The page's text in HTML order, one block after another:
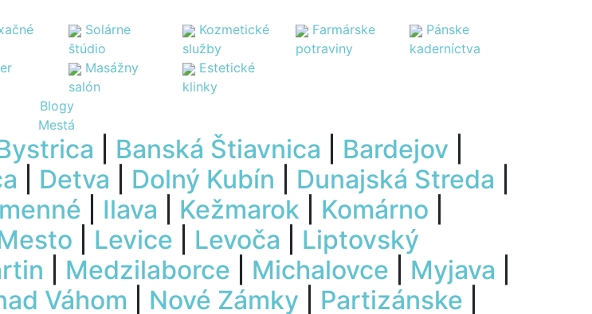
Solárne
štúdio
Kozmetické
služby
Farmárske
potraviny
Pánske
kaderníctva
Masážny
salón
Estetické
klinky
Blogy
Mestá
Banská Štiavnica Bardejov
Detva Dolný Kubín Dunajská Streda
Ilava Kežmarok Komárno
Levice Levoča
Liptovský
Medzilaborce Michalovce Myjava
Váhom Nové Zámky Partizánske